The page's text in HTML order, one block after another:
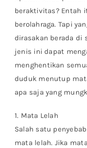
beraktivitas? Entah
berolahraga. Tapi
dirasakan berada di
jenis ini dapat
menghentikan
duduk menutup
apa saja yang
1. Mata Lelah
Salah satu
mata lelah. Jika